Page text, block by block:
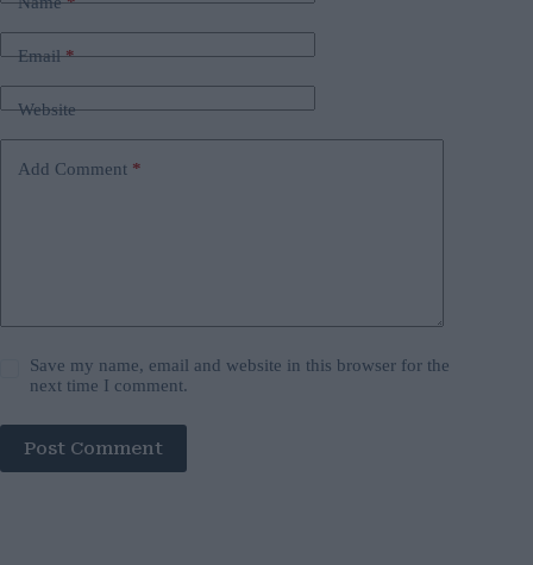
Email*
Website
Add Comment *
Save my name, email and website in this browser for the
next time I comment.
Post Comment